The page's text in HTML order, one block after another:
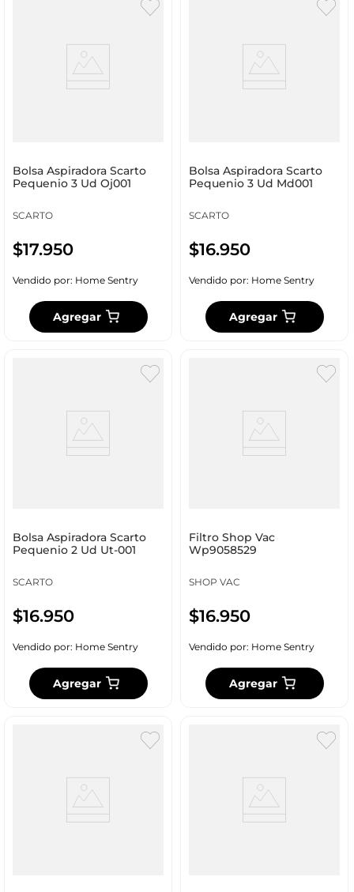
Bolsa Aspiradora Scarto
Pequenio 3 Ud Oj001
SCARTO
$17.950
Vendido por: Home Sentry
Agregar
Bolsa Aspiradora Scarto
Pequenio 3 Ud Md001
SCARTO
$16.950
Vendido por: Home Sentry
Agregar
Bolsa Aspiradora Scarto
Pequenio 2 Ud Ut-001
SCARTO
$16.950
Vendido por: Home Sentry
Agregar
Filtro Shop Vac
Wp9058529
SHOP VAC
$16.950
Vendido por: Home Sentry
Agregar